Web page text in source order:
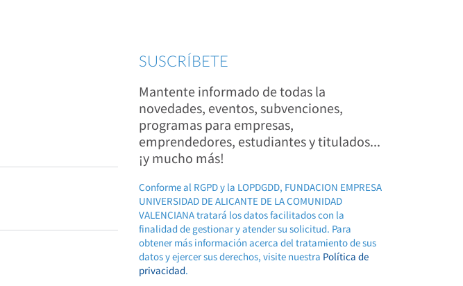
SUSCRÍBETE
Mantente informado de todas la
novedades, eventos, subvenciones,
programas para empresas,
emprendedores, estudiantes y titulados...
¡y mucho más!
Conforme al RGPD y la LOPDGDD, FUNDACION EMPRESA
UNIVERSIDAD DE ALICANTE DE LA COMUNIDAD
VALENCIANA tratará los datos facilitados con la
finalidad de gestionar y atender su solicitud. Para
obtener más información acerca del tratamiento de sus
datos y ejercer sus derechos, visite nuestra Política de
privacidad.